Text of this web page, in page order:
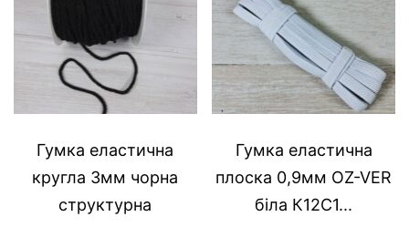
Гумка еластична
кругла 3мм чорна
структурна
Гумка еластична
плоска 0,9мм OZ-VER
біла К12С1...